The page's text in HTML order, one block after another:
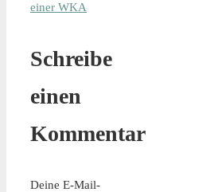
einer WKA
Schreibe
einen
Kommentar
Deine E-Mail-